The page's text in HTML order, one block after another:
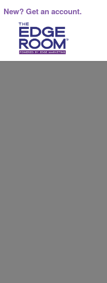
New? Get an account.